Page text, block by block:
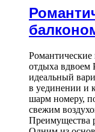
Романтические
отдыха вдвоем
идеальный
в уединении и
шарм номеру,
свежим
Преимущества